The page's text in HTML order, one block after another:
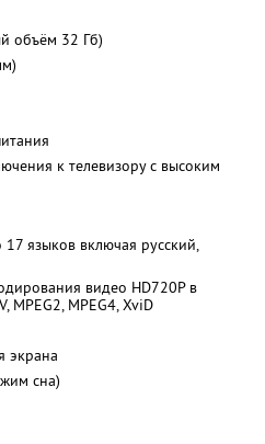
объём 32 Гб)
к телевизору с высоким
17 языков включая русский,
видео HD720P в
MPEG2, MPEG4, XviD
экрана
сна)